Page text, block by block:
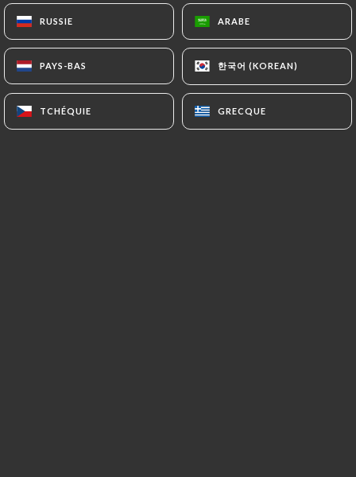
RUSSIE ARABE
PAYS-BAS 한국어 (KOREAN)
TCHÉQUIE GRECQUE
RUSSIE ARABE
PAYS-BAS 한국어 (KOREAN)
TCHÉQUIE GRECQUE